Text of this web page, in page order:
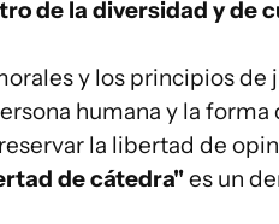
de la diversidad y de
y los principios de
humana y la
la libertad de
de cátedra"es un